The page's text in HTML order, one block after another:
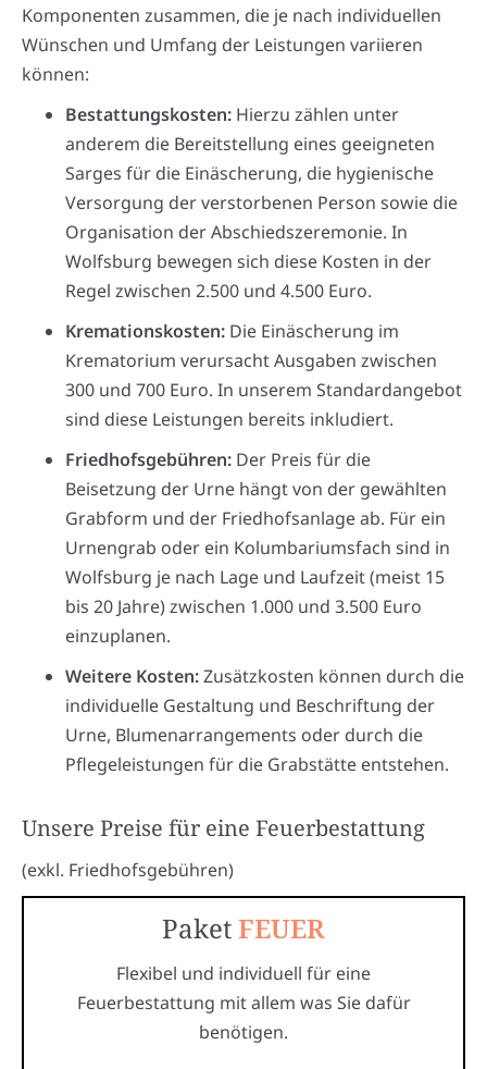
Komponenten zusammen, die je nach individuellen
Wünschen und Umfang der Leistungen variieren
können:
Bestattungskosten: Hierzu zählen unter
anderem die Bereitstellung eines geeigneten
Sarges für die Einäscherung, die hygienische
Versorgung der verstorbenen Person sowie die
Organisation der Abschiedszeremonie. In
Wolfsburg bewegen sich diese Kosten in der
Regel zwischen 2.500 und 4.500 Euro.
Kremationskosten: Die Einäscherung im
Krematorium verursacht Ausgaben zwischen
300 und 700 Euro. In unserem Standardangebot
sind diese Leistungen bereits inkludiert.
Friedhofsgebühren: Der Preis für die
Beisetzung der Urne hängt von der gewählten
Grabform und der Friedhofsanlage ab. Für ein
Urnengrab oder ein Kolumbariumsfach sind in
Wolfsburg je nach Lage und Laufzeit (meist 15
bis 20 Jahre) zwischen 1.000 und 3.500 Euro
einzuplanen.
Weitere Kosten:Zusätzkosten können durch die
individuelle Gestaltung und Beschriftung der
Urne, Blumenarrangements oder durch die
Pflegeleistungen für die Grabstätte entstehen.
Unsere Preise für eine Feuerbestattung
(exkl. Friedhofsgebühren)
PaketFEUER
Flexibel und individuell für eine
Feuerbestattung mit allem was Sie dafür
benötigen.